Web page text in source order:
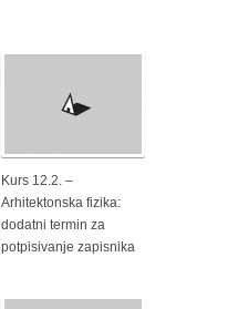
Kurs 12.2. –
Arhitektonska fizika:
dodatni termin za
potpisivanje zapisnika